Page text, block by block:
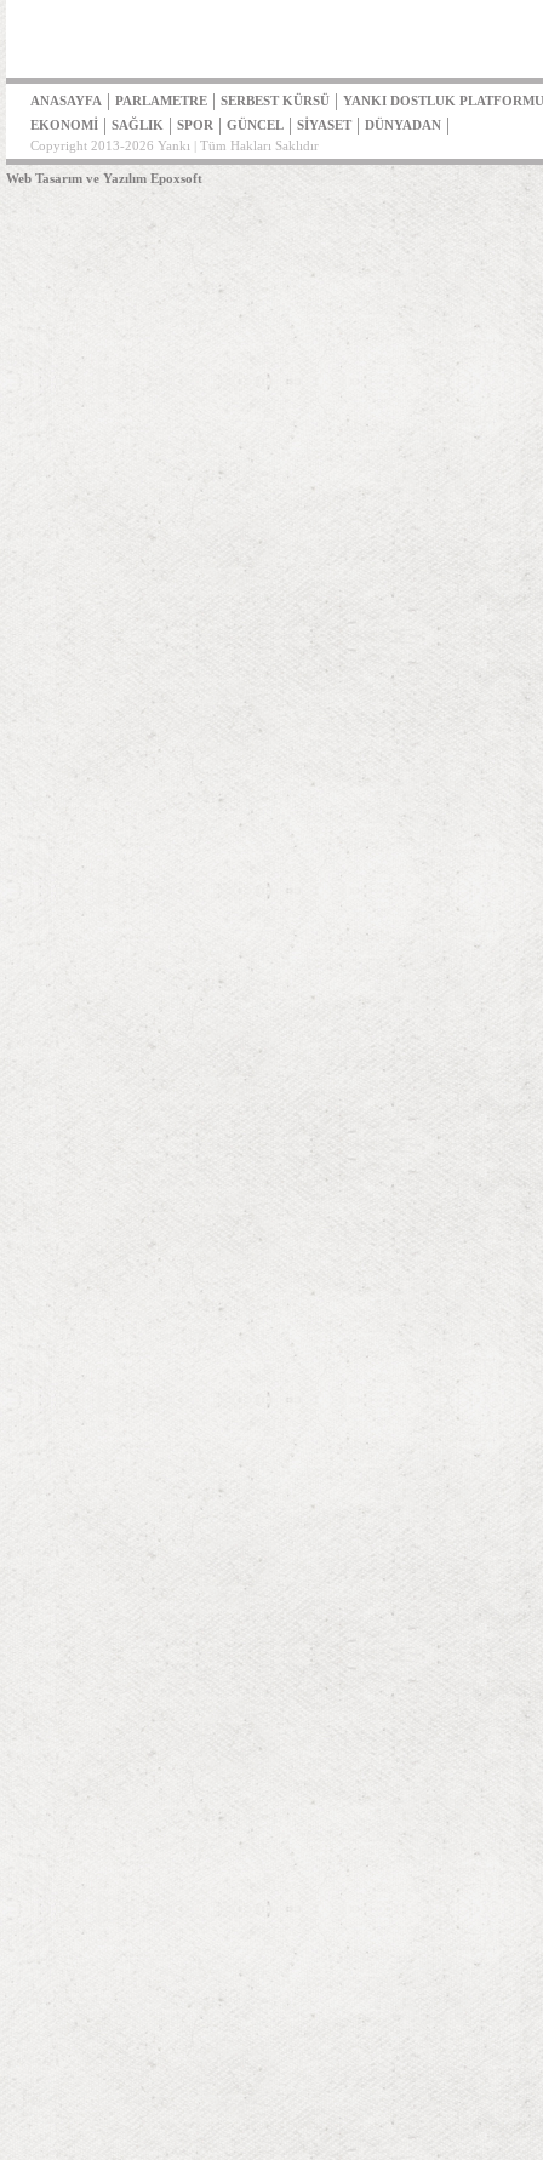
ANASAYFA | PARLAMETRE | SERBEST KÜRSÜ | YANKI DOSTLUK PLATFORMU
EKONOMİ | SAĞLIK | SPOR | GÜNCEL | SİYASET | DÜNYADAN |
Copyright 2013-2026 Yankı | Tüm Hakları Saklıdır
Web Tasarım ve Yazılım Epoxsoft